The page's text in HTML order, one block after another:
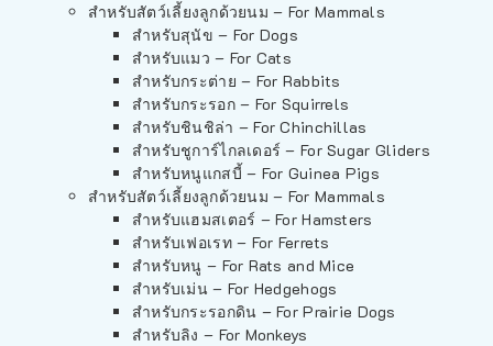
สำหรับสัตว์เลี้ยงลูกด้วยนม – For Mammals
สำหรับสุนัข – For Dogs
สำหรับแมว – For Cats
สำหรับกระต่าย – For Rabbits
สำหรับกระรอก – For Squirrels
สำหรับชินชิล่า – For Chinchillas
สำหรับชูการ์ไกลเดอร์ – For Sugar Gliders
สำหรับหนูแกสบี้ – For Guinea Pigs
สำหรับสัตว์เลี้ยงลูกด้วยนม – For Mammals
สำหรับแฮมสเตอร์ – For Hamsters
สำหรับเฟอเรท – For Ferrets
สำหรับหนู – For Rats and Mice
สำหรับเม่น – For Hedgehogs
สำหรับกระรอกดิน – For Prairie Dogs
สำหรับลิง – For Monkeys